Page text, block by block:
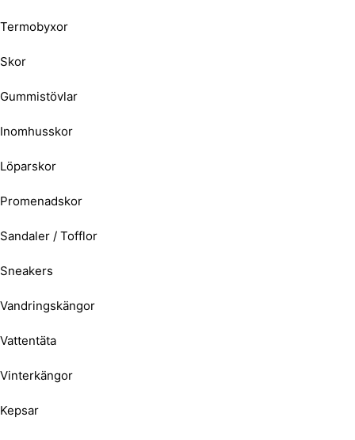
Termobyxor
Skor
Gummistövlar
Inomhusskor
Löparskor
Promenadskor
Sandaler / Tofflor
Sneakers
Vandringskängor
Vattentäta
Vinterkängor
Kepsar